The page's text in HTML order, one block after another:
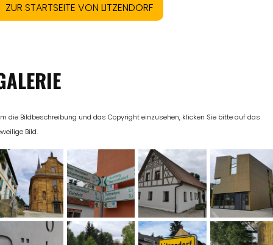
ZUR STARTSEITE VON LITZENDORF
die Bildbeschreibung und das Copyright einzusehen, klicken Sie bitte auf das
Bild.